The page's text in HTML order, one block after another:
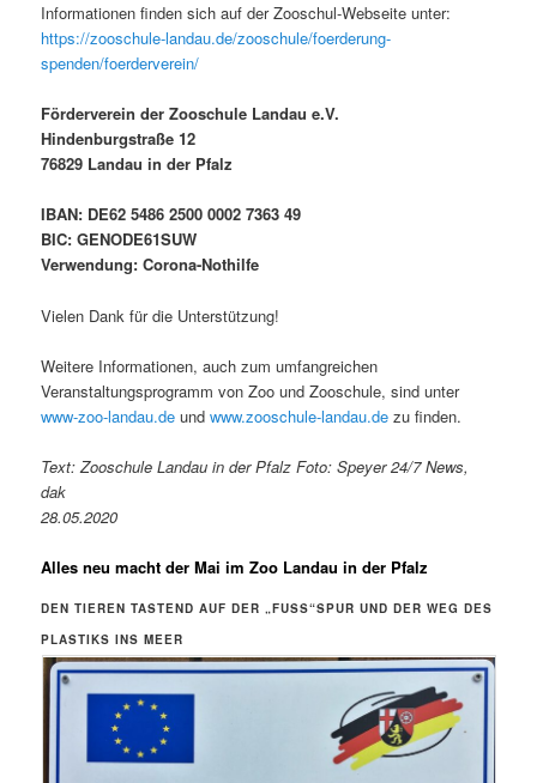
Informationen finden sich auf der Zooschul-Webseite unter:
https://zooschule-landau.de/zooschule/foerderung-
spenden/foerderverein/
Förderverein der Zooschule Landau e.V.
Hindenburgstraße 12
76829 Landau in der Pfalz
IBAN: DE62 5486 2500 0002 7363 49
BIC: GENODE61SUW
Verwendung: Corona-Nothilfe
Vielen Dank für die Unterstützung!
Weitere Informationen, auch zum umfangreichen
Veranstaltungsprogramm von Zoo und Zooschule, sind unter
www-zoo-landau.de undwww.zooschule-landau.de zu finden.
Text: Zooschule Landau in der Pfalz Foto: Speyer 24/7 News,
dak
28.05.2020
Alles neu macht der Mai im Zoo Landau in der Pfalz
DEN TIEREN TASTEND AUF DER „FUSS“SPUR UND DER WEG DES P
LASTIKS INS MEER